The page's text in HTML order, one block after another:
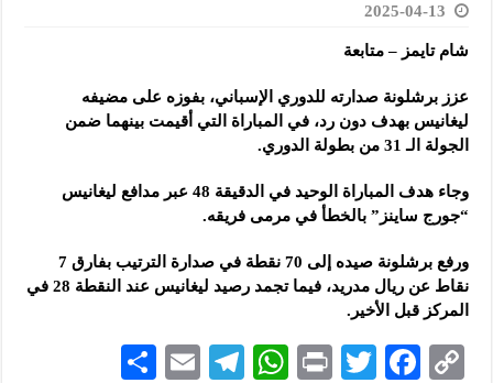
2025-04-13
شام تايمز – متابعة
عزز برشلونة صدارته للدوري الإسباني، بفوزه على مضيفه
ليغانيس بهدف دون رد، في المباراة التي أقيمت بينهما ضمن
الجولة الـ31 من بطولة الدوري.
وجاء هدف المباراة الوحيد في الدقيقة 48 عبر مدافع ليغانيس
“جورج ساينز” بالخطأ في مرمى فريقه.
ورفع برشلونة صيده إلى 70 نقطة في صدارة الترتيب بفارق 7
نقاط عن ريال مدريد، فيما تجمد رصيد ليغانيس عند النقطة 28 في
المركز قبل الأخير.
C
F
T
P
W
Te
E